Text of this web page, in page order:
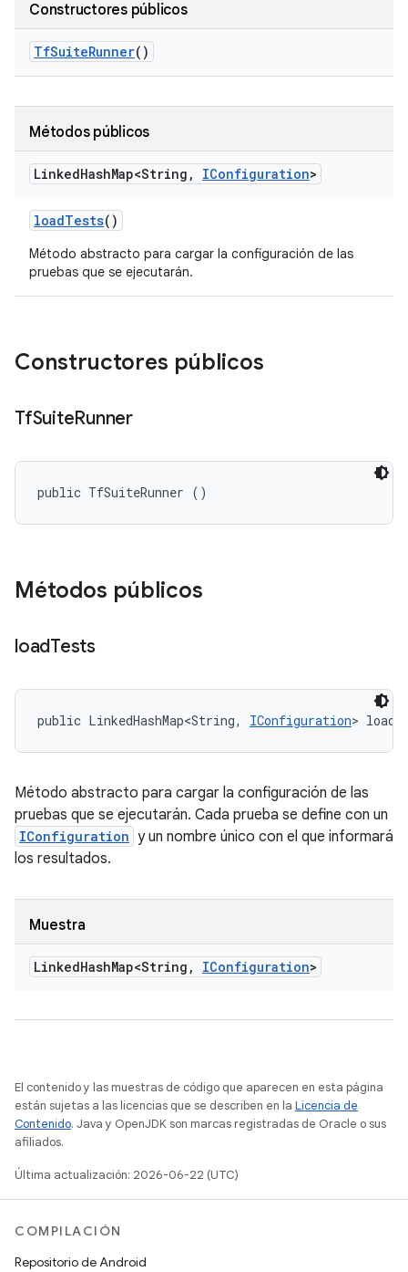
Constructores públicos
TfSuiteRunner()
Métodos públicos
LinkedHashMap<String , IConfiguration>
loadTests()
Método abstracto para cargar la configuración de las
pruebas que se ejecutarán.
Constructores públicos
TfSuiteRunner
public TfSuiteRunner ()
Métodos públicos
loadTests
public LinkedHashMap<String, IConfiguration>
Método abstracto para cargar la configuración de las
pruebas que se ejecutarán. Cada prueba se define con un
IConfiguration y un nombre único con el que informará
los resultados.
Muestra
LinkedHashMap<String , IConfiguration>
El contenido y las muestras de código que aparecen en esta página
están sujetas a las licencias que se describen en la Licencia de
Contenido. Java y OpenJDK son marcas registradas de Oracle o sus
afiliados.
Última actualización: 2026-06-22 (UTC)
COMPILACIÓN
Repositorio de Android